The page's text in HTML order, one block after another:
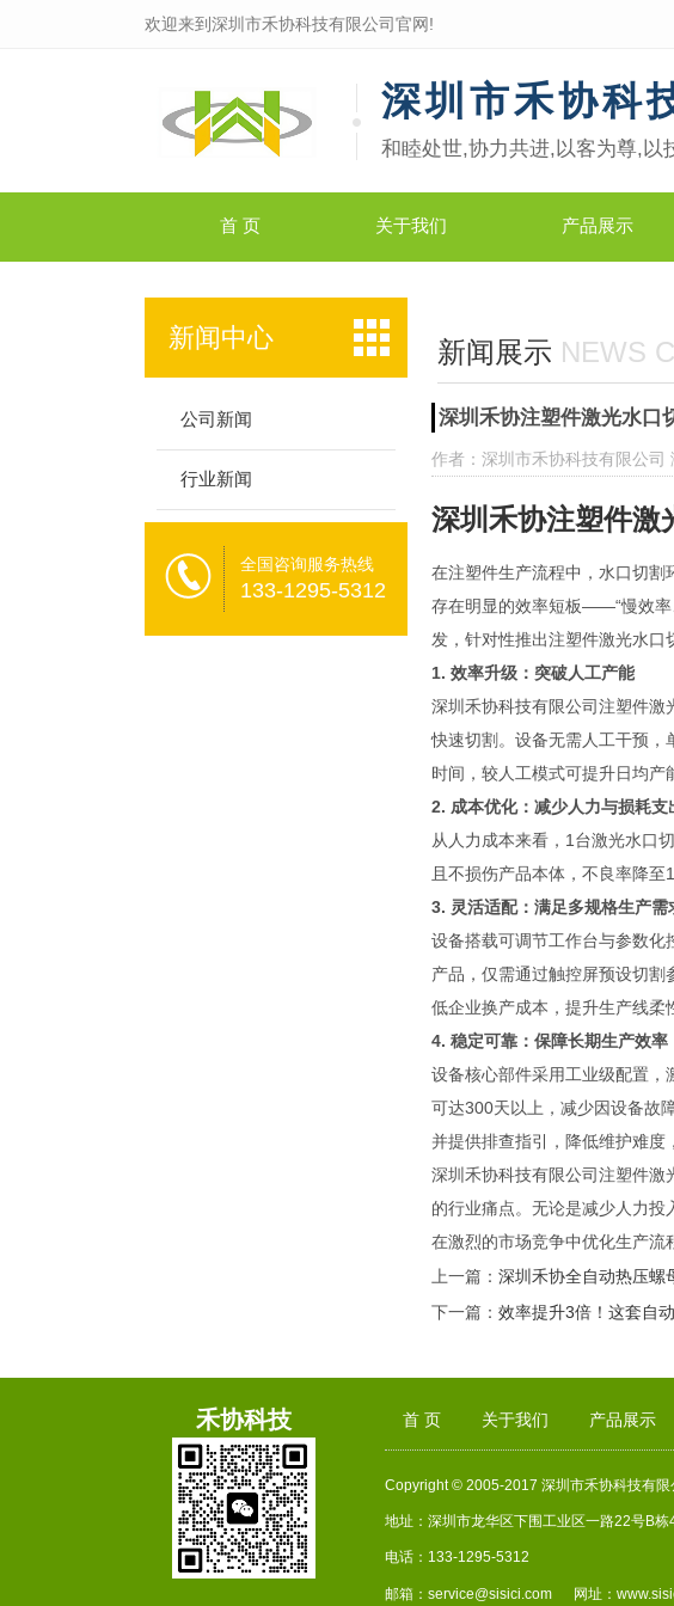
欢迎来到深圳市禾协科技有限公司官网!
深圳市禾协科
和睦处世,协力共进,以客为尊,以
首 页 关于我们 产品展示
新闻中心
公司新闻
行业新闻
全国咨询服务热线
133-1295-5312
新闻展示 NEWS
深圳禾协注塑件激光水口
作者：深圳市禾协科技有限公司
深圳禾协注塑件激
在注塑件生产流程中，水口切
存在明显的效率短板——“慢效率
发，针对性推出注塑件激光水口
1. 效率升级：突破人工产能
深圳禾协科技有限公司注塑件
快速切割。设备无需人工干预
时间，较人工模式可提升日均产
2. 成本优化：减少人力与损耗支
从人力成本来看，1台激光水口
且不损伤产品本体，不良率降至
3. 灵活适配：满足多规格生产需
设备搭载可调节工作台与参数
产品，仅需通过触控屏预设切
低企业换产成本，提升生产线柔
4. 稳定可靠：保障长期生产效率
设备核心部件采用工业级配置
可达300天以上，减少因设备故
并提供排查指引，降低维护难度
深圳禾协科技有限公司注塑件激
的行业痛点。无论是减少人力
在激烈的市场竞争中优化生产流
上一篇：深圳禾协全自动热压螺
下一篇：效率提升3倍！这套自
禾协科技 首 页 关于我们 产品展示
Copyright © 2005-2017 深圳市禾协科技有限
地址：深圳市龙华区下围工业区一路22号B栋
电话：133-1295-5312
邮箱：service@sisici.com 网址：